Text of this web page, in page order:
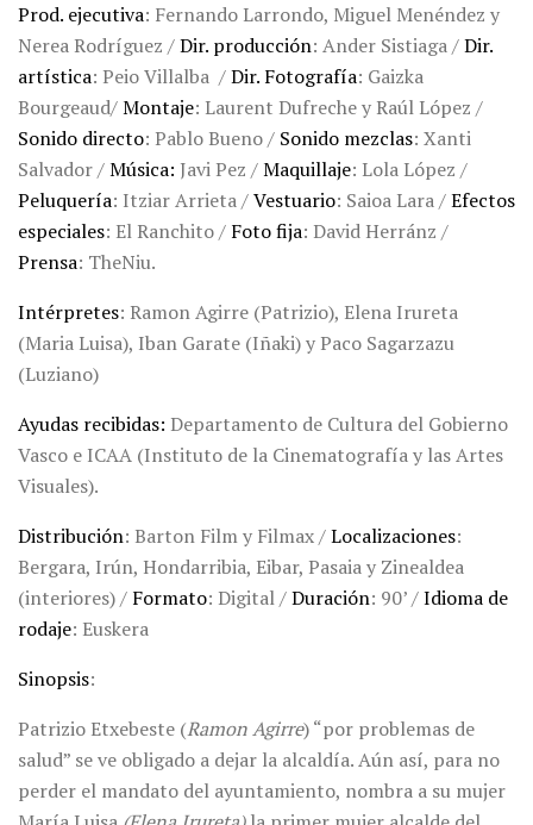
Prod. ejecutiva: Fernando Larrondo, Miguel Menéndez y
Nerea Rodríguez /Dir. producción: Ander Sistiaga /Dir.
artística: Peio Villalba /Dir. Fotografía: Gaizka
Bourgeaud/Montaje: Laurent Dufreche y Raúl López /
Sonido directo: Pablo Bueno / Sonido mezclas: Xanti
Salvador /Música: Javi Pez /Maquillaje: Lola López /
Peluquería: Itziar Arrieta /Vestuario: Saioa Lara /Efectos
especiales: El Ranchito / Foto fija: David Herránz /
Prensa: TheNiu.
Intérpretes: Ramon Agirre (Patrizio), Elena Irureta
(Maria Luisa), Iban Garate (Iñaki) y Paco Sagarzazu
(Luziano)
Ayudas recibidas: Departamento de Cultura del Gobierno
Vasco e ICAA (Instituto de la Cinematografía y las Artes
Visuales).
Distribución: Barton Film y Filmax /Localizaciones:
Bergara, Irún, Hondarribia, Eibar, Pasaia y Zinealdea
(interiores) / Formato: Digital /Duración: 90’ /Idioma de
rodaje: Euskera
Sinopsis:
Patrizio Etxebeste (Ramon Agirre) “por problemas de
salud” se ve obligado a dejar la alcaldía. Aún así, para no
perder el mandato del ayuntamiento, nombra a su mujer